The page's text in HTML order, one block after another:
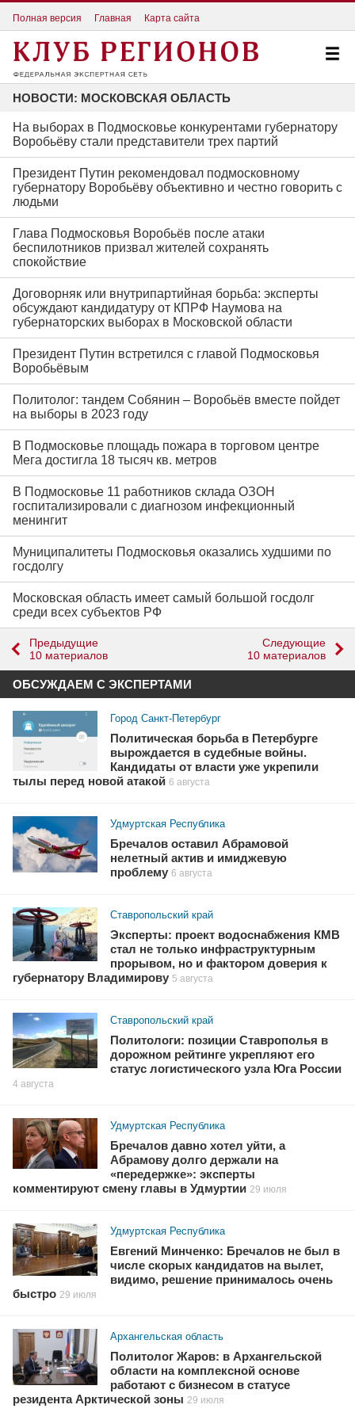
Полная версия Главная Карта сайта
НОВОСТИ: МОСКОВСКАЯ ОБЛАСТЬ
На выборах в Подмосковье конкурентами губернатору
Воробьёву стали представители трех партий
Президент Путин рекомендовал подмосковному
губернатору Воробьёву объективно и честно говорить с
людьми
Глава Подмосковья Воробьёв после атаки
беспилотников призвал жителей сохранять
спокойствие
Договорняк или внутрипартийная борьба: эксперты
обсуждают кандидатуру от КПРФ Наумова на
губернаторских выборах в Московской области
Президент Путин встретился с главой Подмосковья
Воробьёвым
Политолог: тандем Собянин – Воробьёв вместе пойдет
на выборы в 2023 году
В Подмосковье площадь пожара в торговом центре
Мега достигла 18 тысяч кв. метров
В Подмосковье 11 работников склада ОЗОН
госпитализировали с диагнозом инфекционный
менингит
Муниципалитеты Подмосковья оказались худшими по
госдолгу
Московская область имеет самый большой госдолг
среди всех субъектов РФ
Предыдущие
10 материалов
Следующие
10 материалов
ОБСУЖДАЕМ С ЭКСПЕРТАМИ
Город Санкт-Петербург
Политическая борьба в Петербурге
вырождается в судебные войны.
Кандидаты от власти уже укрепили
тылы перед новой атакой 6 августа
Удмуртская Республика
Бречалов оставил Абрамовой
нелетный актив и имиджевую
проблему 6 августа
Ставропольский край
Эксперты: проект водоснабжения КМВ
стал не только инфраструктурным
прорывом, но и фактором доверия к
губернатору Владимирову 5 августа
Ставропольский край
Политологи: позиции Ставрополья в
дорожном рейтинге укрепляют его
статус логистического узла Юга России
4 августа
Удмуртская Республика
Бречалов давно хотел уйти, а
Абрамову долго держали на
«передержке»: эксперты
комментируют смену главы в Удмуртии 29 июля
Удмуртская Республика
Евгений Минченко: Бречалов не был в
числе скорых кандидатов на вылет,
видимо, решение принималось очень
быстро 29 июля
Архангельская область
Политолог Жаров: в Архангельской
области на комплексной основе
работают с бизнесом в статусе
резидента Арктической зоны 29 июля